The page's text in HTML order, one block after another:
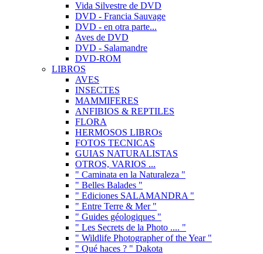
Vida Silvestre de DVD
DVD - Francia Sauvage
DVD - en otra parte...
Aves de DVD
DVD - Salamandre
DVD-ROM
LIBROS
AVES
INSECTES
MAMMIFERES
ANFIBIOS & REPTILES
FLORA
HERMOSOS LIBROs
FOTOS TECNICAS
GUIAS NATURALISTAS
OTROS, VARIOS ...
" Caminata en la Naturaleza "
" Belles Balades "
" Ediciones SALAMANDRA "
" Entre Terre & Mer "
" Guides géologiques "
" Les Secrets de la Photo .... "
" Wildlife Photographer of the Year "
" Qué haces ? " Dakota